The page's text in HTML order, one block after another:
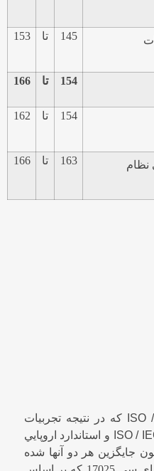
145 تا 153
154 تا 166
154 تا 162
نظام
163 تا 166
ISO
كه در نتيجه تجربيات
ISO /
و استاندارد اروپايي
جايگزين هر دو آنها شده